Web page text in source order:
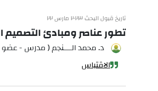
تاريخ قبول البحث ٢٠٢٣ مارس ٢٢
تطور عناصر ومبادئ التصميم
د. محمد الــــنجم ( مدرس -
الاقتباس